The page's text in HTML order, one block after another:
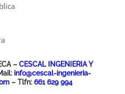
– CESCAL INGENIERIA Y
info@cescal-ingenieria-
– Tlfn: 661 629 994